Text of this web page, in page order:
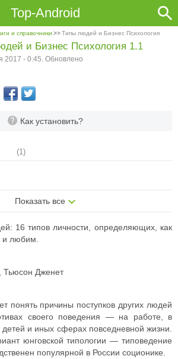
Top-Android
и справочники >>Типы людей и Бизнес Психология
Как установить?
(1)
Показать все
и Бизнес Психология 1.1
2017 - 0:45. Обновлено
16 типов личности, определяющих, как
любим.
Тьюсон Дженет
понять причины поступков других людей
своего поведения — на работе, в
и иных сферах повседневной жизни.
юнговской типологии — типоведение
популярной в России соционике.